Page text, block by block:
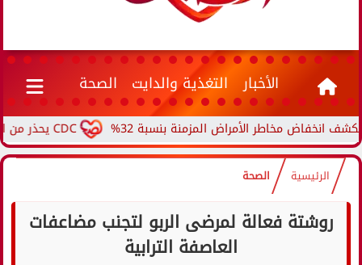
الأخبار التغذية والدايت الصحة
CDC يحذر من ارتفاع حالات حمى الأرانب.. مرض نادر ينتقل من الحيوانات... مخاطر الأمراض المزمنة بنسبة 32%
الرئيسية الصحة
روشتة فعالة لمرضى الربو لتجنب مضاعفات
العاصفة الترابية